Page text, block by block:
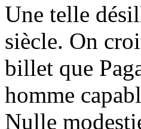
Une telle
siècle. On
billet que
homme
Nulle